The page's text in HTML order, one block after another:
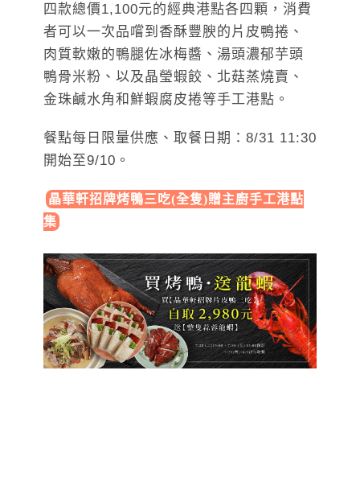
四款總價1,100元的經典港點各四顆，消費
者可以一次品嚐到香酥豐腴的片皮鴨捲、
肉質軟嫩的鴨腿佐冰梅醬、湯頭濃郁芋頭
鴨骨米粉、以及晶瑩蝦餃、北菇蒸燒賣、
金珠鹹水角和鮮蝦腐皮捲等手工港點。
餐點每日限量供應、取餐日期：8/31 11:30
開始至9/10。
晶華軒招牌烤鴨三吃(全隻)贈主廚手工港點
集